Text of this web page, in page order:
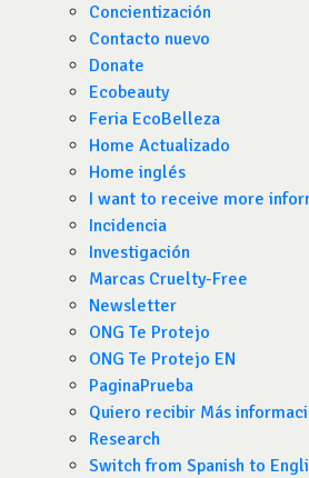
Concientización
Contacto nuevo
Donate
Ecobeauty
Feria EcoBelleza
Home Actualizado
Home inglés
I want to receive more
Incidencia
Investigación
Marcas Cruelty-Free
Newsletter
ONG Te Protejo
ONG Te Protejo EN
PaginaPrueba
Quiero recibir Más
Research
Switch from Spanish to